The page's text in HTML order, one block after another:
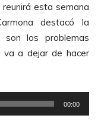
esta semana
destacó la
son los problemas
va a dejar de hacer
00:00